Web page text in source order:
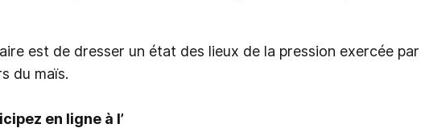
est de dresser un état des lieux de la pression exercée par
du maïs.
en ligne à l’